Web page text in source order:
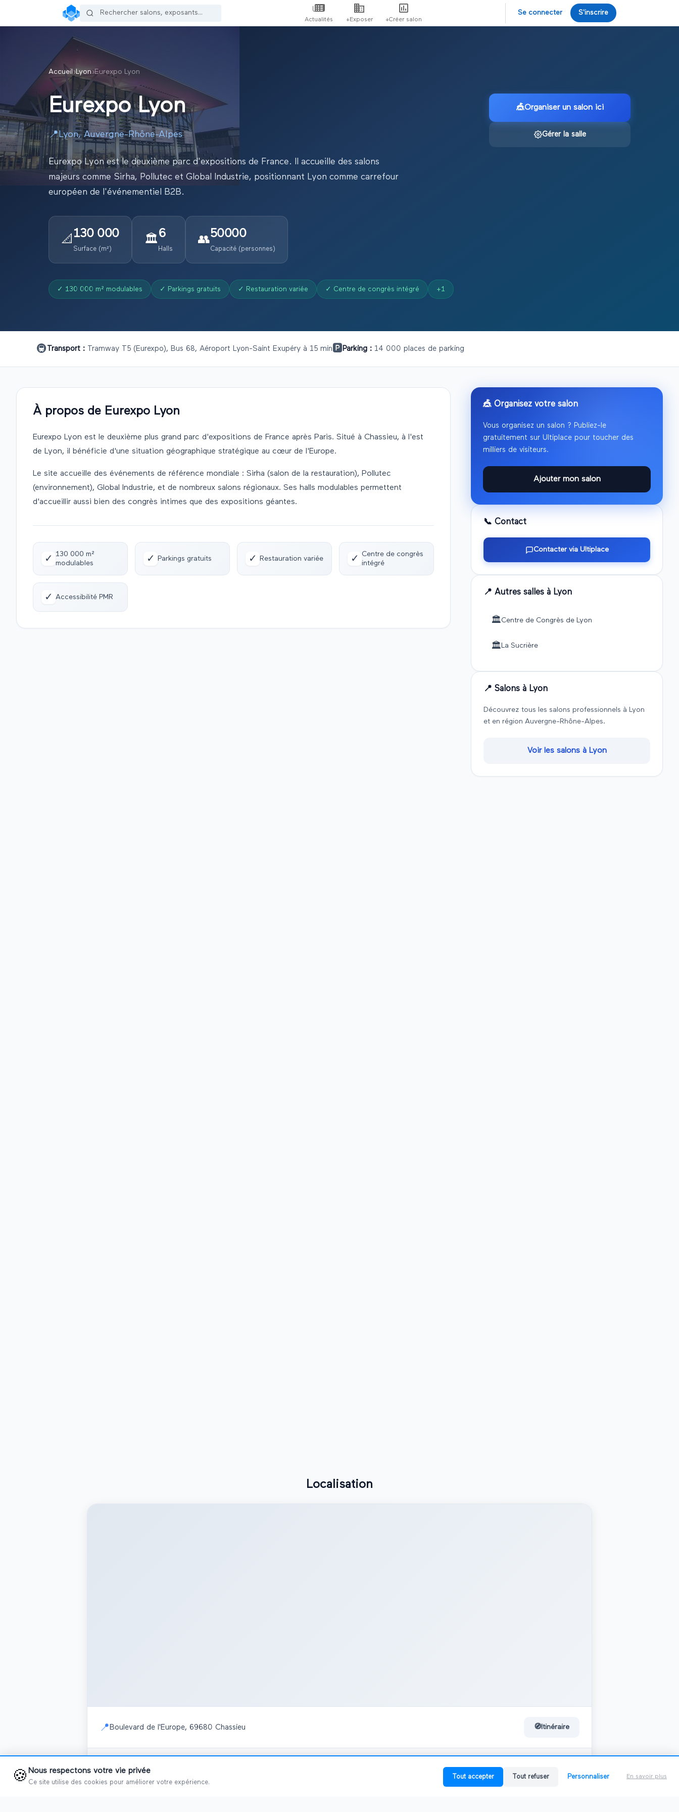
Actualités +Exposer +Créer salon
Se connecter S'inscrire
Accueil ›Lyon › Eurexpo Lyon
Eurexpo Lyon
📍Lyon, Auvergne-Rhône-Alpes
Eurexpo Lyon est le deuxième parc d'expositions de France. Il accueille des salons
majeurs comme Sirha, Pollutec et Global Industrie, positionnant Lyon comme carrefour
européen de l'événementiel B2B.
📐 130 000
Surface (m²)
🏛️6
Halls
👥50000
Capacité (personnes)
✓ 130 000 m² modulables ✓ Parkings gratuits ✓ Restauration variée ✓ Centre de congrès intégré +1
🎪Organiser un salon ici
Gérer la salle
🚇 Transport : Tramway T5 (Eurexpo), Bus 68, Aéroport Lyon-Saint Exupéry à 15 min🅿️ Parking : 14 000 places de parking
À propos de Eurexpo Lyon
Eurexpo Lyon est le deuxième plus grand parc d'expositions de France après Paris. Situé à Chassieu, à l'est
de Lyon, il bénéficie d'une situation géographique stratégique au cœur de l'Europe.
Le site accueille des événements de référence mondiale : Sirha (salon de la restauration), Pollutec
(environnement), Global Industrie, et de nombreux salons régionaux. Ses halls modulables permettent
d'accueillir aussi bien des congrès intimes que des expositions géantes.
✓
130 000 m²
modulables
✓ Parkings gratuits ✓ Restauration variée ✓
Centre de congrès
intégré
✓ Accessibilité PMR
🎪 Organisez votre salon
Vous organisez un salon ? Publiez-le
gratuitement sur Ultiplace pour toucher des
milliers de visiteurs.
Ajouter mon salon
📞 Contact
Contacter via Ultiplace
📍 Autres salles à Lyon
🏛️Centre de Congrès de Lyon
🏛️ La Sucrière
📍 Salons à Lyon
Découvrez tous les salons professionnels à
Lyon
et en région Auvergne-Rhône-Alpes.
Voir les salons à Lyon
Localisation
📍 Boulevard de l'Europe, 69680 Chassieu 🧭 Itinéraire
📅Salons programmés 0 salon
🍪 Nous respectons votre vie privée
Ce site utilise des cookies pour améliorer votre expérience.
Tout accepter Tout refuser Personnaliser En savoir plus